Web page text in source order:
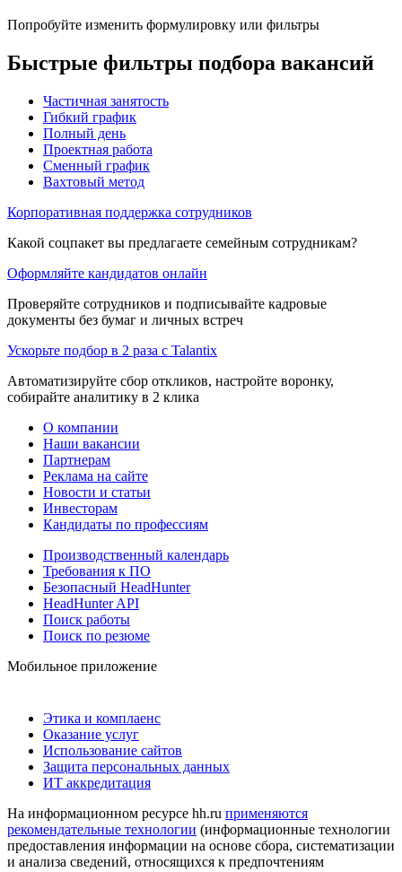
Попробуйте изменить формулировку или фильтры
Быстрые фильтры подбора вакансий
Частичная занятость
Гибкий график
Полный день
Проектная работа
Сменный график
Вахтовый метод
Корпоративная поддержка сотрудников
Какой соцпакет вы предлагаете семейным сотрудникам?
Оформляйте кандидатов онлайн
Проверяйте сотрудников и подписывайте кадровые
документы без бумаг и личных встреч
Ускорьте подбор в 2 раза с Talantix
Автоматизируйте сбор откликов, настройте воронку,
собирайте аналитику в 2 клика
О компании
Наши вакансии
Партнерам
Реклама на сайте
Новости и статьи
Инвесторам
Кандидаты по профессиям
Производственный календарь
Требования к ПО
Безопасный HeadHunter
HeadHunter API
Поиск работы
Поиск по резюме
Мобильное приложение
Этика и комплаенс
Оказание услуг
Использование сайтов
Защита персональных данных
ИТ аккредитация
На информационном ресурсе hh.ru применяются
рекомендательные технологии (информационные технологии
предоставления информации на основе сбора, систематизации
и анализа сведений, относящихся к предпочтениям